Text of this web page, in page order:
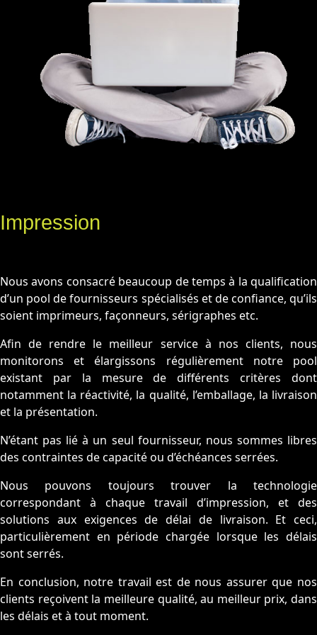
Impression
Nous avons consacré beaucoup de temps à la qualification
d’un pool de fournisseurs spécialisés et de confiance, qu’ils
soient imprimeurs, façonneurs, sérigraphes etc.
Afin de rendre le meilleur service à nos clients, nous
monitorons et élargissons régulièrement notre pool
existant par la mesure de différents critères dont
notamment la réactivité, la qualité, l’emballage, la livraison
et la présentation.
N’étant pas lié à un seul fournisseur, nous sommes libres
des contraintes de capacité ou d’échéances serrées.
Nous pouvons toujours trouver la technologie
correspondant à chaque travail d’impression, et des
solutions aux exigences de délai de livraison. Et ceci,
particulièrement en période chargée lorsque les délais
sont serrés.
En conclusion, notre travail est de nous assurer que nos
clients reçoivent la meilleure qualité, au meilleur prix, dans
les délais et à tout moment.